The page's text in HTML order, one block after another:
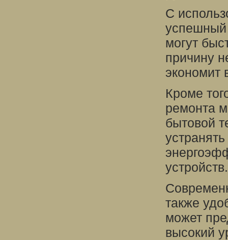
С
успешный
могут
причину
экономит
Кроме
ремонта
бытовой
устройств.
также
может
высокий